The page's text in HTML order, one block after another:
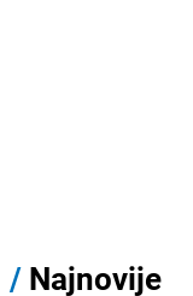
/ Najnovije